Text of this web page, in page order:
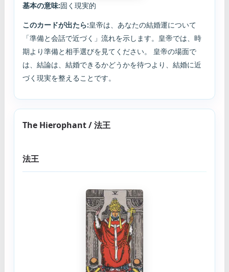
基本の意味:固く現実的
このカードが出たら:皇帝は、あなたの結婚運について
「準備と会話で近づく」流れを示します。皇帝では、時
期より準備と相手選びを見てください。 皇帝の場面で
は、結論は、結婚できるかどうかを待つより、結婚に近
づく現実を整えることです。
The Hierophant / 法王
法王